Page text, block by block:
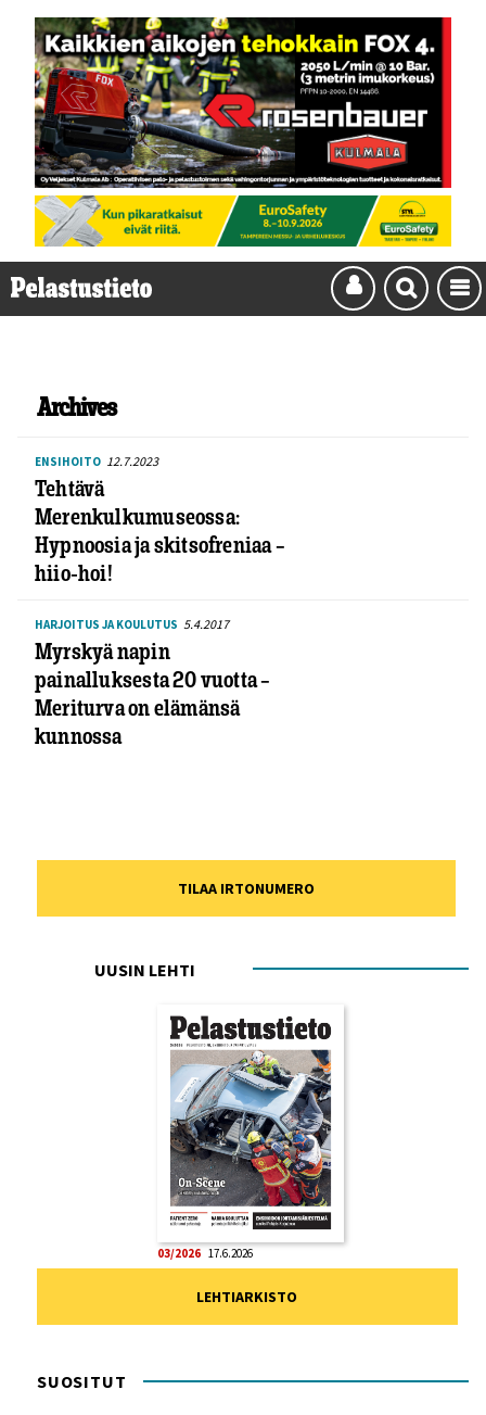
Archives
ENSIHOITO 12.7.2023
Tehtävä
Merenkulkumuseossa:
Hypnoosia ja skitsofreniaa –
hiio-hoi!
HARJOITUS JA KOULUTUS 5.4.2017
Myrskyä napin
painalluksesta 20 vuotta –
Meriturva on elämänsä
kunnossa
TILAA IRTONUMERO
UUSIN LEHTI
03/2026 17.6.2026
LEHTIARKISTO
SUOSITUT